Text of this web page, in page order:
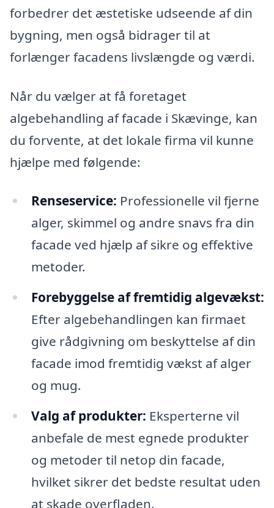
forbedrer det æstetiske udseende af din
bygning, men også bidrager til at
forlænger facadens livslængde og værdi.
Når du vælger at få foretaget
algebehandling af facade i Skævinge, kan
du forvente, at det lokale firma vil kunne
hjælpe med følgende:
Renseservice: Professionelle vil fjerne
alger, skimmel og andre snavs fra din
facade ved hjælp af sikre og effektive
metoder.
Forebyggelse af fremtidig algevækst:
Efter algebehandlingen kan firmaet
give rådgivning om beskyttelse af din
facade imod fremtidig vækst af alger
og mug.
Valg af produkter: Eksperterne vil
anbefale de mest egnede produkter
og metoder til netop din facade,
hvilket sikrer det bedste resultat uden
at skade overfladen.